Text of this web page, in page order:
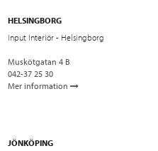
HELSINGBORG
Input Interiör - Helsingborg
Muskötgatan 4 B
042-37 25 30
Mer information
JÖNKÖPING